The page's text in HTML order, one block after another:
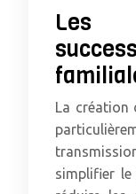
Les
La création
simplifier